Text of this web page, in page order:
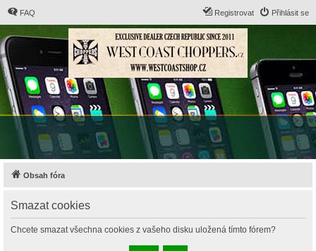
FAQ Přihlásit se
Registrovat
Obsah fóra
Smazat cookies
Chcete smazat všechna cookies z vašeho disku uložená tímto fórem?